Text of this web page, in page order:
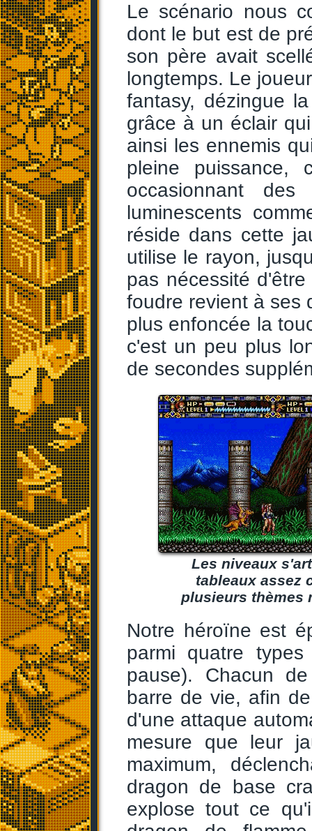
Le scénario nous
dont le but est de
son père avait
longtemps. Le
fantasy, dézingue
grâce à un éclair
ainsi les ennemis
pleine puissance,
occasionnant
luminescents
réside dans cette
utilise le rayon,
pas nécessité
foudre revient à ses
plus enfoncée la
c'est un peu plus
de secondes
Les niveaux
tableaux assez
plusieurs thèmes
Notre héroïne est
parmi quatre
pause). Chacun
barre de vie, afin
d'une attaque
mesure que leur
maximum,
dragon de base
explose tout ce